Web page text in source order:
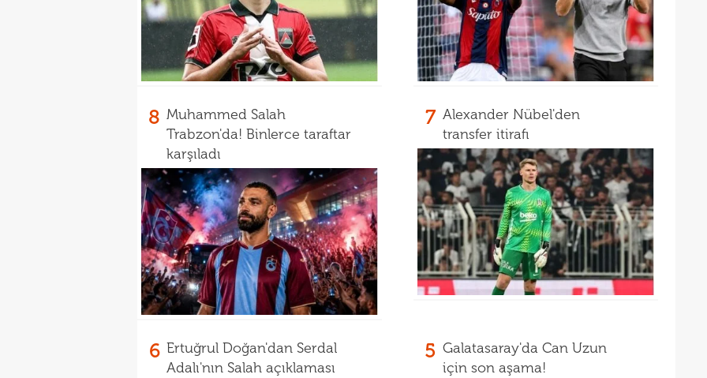
8 Muhammed Salah
Trabzon'da! Binlerce taraftar
karşıladı
7 Alexander Nübel'den
transfer itirafı
6 Ertuğrul Doğan'dan Serdal
Adalı'nın Salah açıklaması
5 Galatasaray'da Can Uzun
için son aşama!